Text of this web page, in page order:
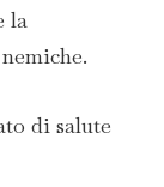
la
di salute